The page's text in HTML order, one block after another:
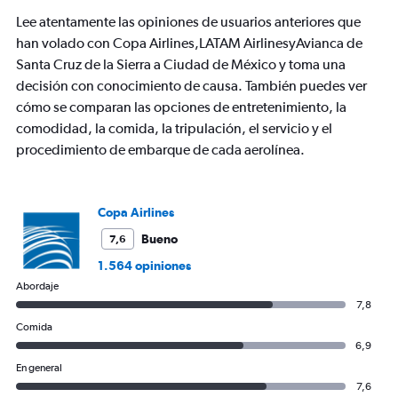
Lee atentamente las opiniones de usuarios anteriores que
han volado con Copa Airlines,LATAM AirlinesyAvianca de
Santa Cruz de la Sierra a Ciudad de México y toma una
decisión con conocimiento de causa. También puedes ver
cómo se comparan las opciones de entretenimiento, la
comodidad, la comida, la tripulación, el servicio y el
procedimiento de embarque de cada aerolínea.
Copa Airlines
7,6
Bueno
1.564 opiniones
Abordaje
7,8
Comida
6,9
En general
7,6